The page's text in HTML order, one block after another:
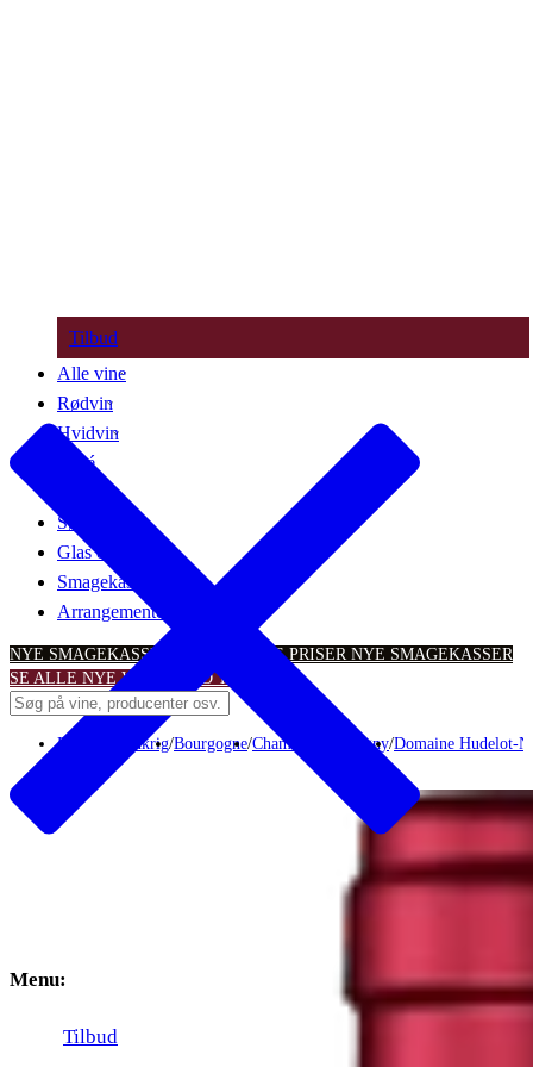
Menu:
Tilbud
Tilbud
Alle vine
Rødvin
Hvidvin
Rosé
Søde vine
Glas & tilbehør
Smagekasser
Arrangementer
NYE SMAGEKASSER – TIL SKARPE PRISER NYE SMAGEKASSER
SE ALLE NYE VINTILBUDTILBUD
Rødvin Frankrig/Bourgogne/Chambolle-Musigny/Domaine Hudelot-